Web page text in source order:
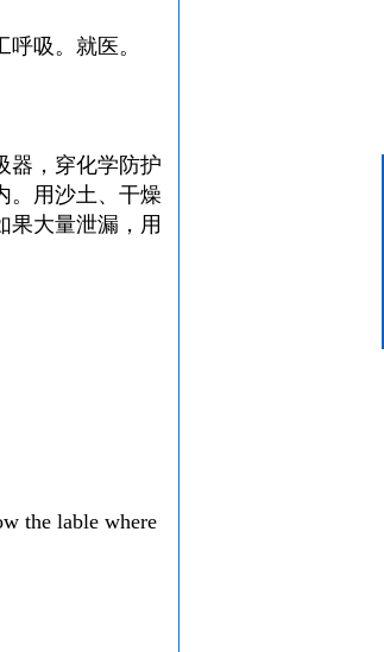
吸。就医。
器，穿化学防护
。用沙土、干燥
果大量泄漏，用
the lable where